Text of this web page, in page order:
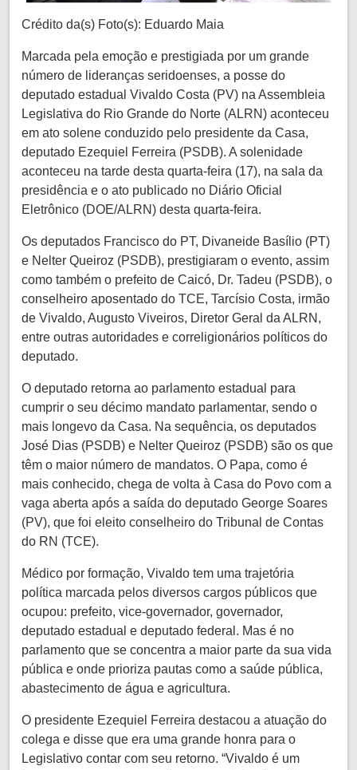
Crédito da(s) Foto(s): Eduardo Maia
Marcada pela emoção e prestigiada por um grande
número de lideranças seridoenses, a posse do
deputado estadual Vivaldo Costa (PV) na Assembleia
Legislativa do Rio Grande do Norte (ALRN) aconteceu
em ato solene conduzido pelo presidente da Casa,
deputado Ezequiel Ferreira (PSDB). A solenidade
aconteceu na tarde desta quarta-feira (17), na sala da
presidência e o ato publicado no Diário Oficial
Eletrônico (DOE/ALRN) desta quarta-feira.
Os deputados Francisco do PT, Divaneide Basílio (PT)
e Nelter Queiroz (PSDB), prestigiaram o evento, assim
como também o prefeito de Caicó, Dr. Tadeu (PSDB), o
conselheiro aposentado do TCE, Tarcísio Costa, irmão
de Vivaldo, Augusto Viveiros, Diretor Geral da ALRN,
entre outras autoridades e correligionários políticos do
deputado.
O deputado retorna ao parlamento estadual para
cumprir o seu décimo mandato parlamentar, sendo o
mais longevo da Casa. Na sequência, os deputados
José Dias (PSDB) e Nelter Queiroz (PSDB) são os que
têm o maior número de mandatos. O Papa, como é
mais conhecido, chega de volta à Casa do Povo com a
vaga aberta após a saída do deputado George Soares
(PV), que foi eleito conselheiro do Tribunal de Contas
do RN (TCE).
Médico por formação, Vivaldo tem uma trajetória
política marcada pelos diversos cargos públicos que
ocupou: prefeito, vice-governador, governador,
deputado estadual e deputado federal. Mas é no
parlamento que se concentra a maior parte da sua vida
pública e onde prioriza pautas como a saúde pública,
abastecimento de água e agricultura.
O presidente Ezequiel Ferreira destacou a atuação do
colega e disse que era uma grande honra para o
Legislativo contar com seu retorno. “Vivaldo é um